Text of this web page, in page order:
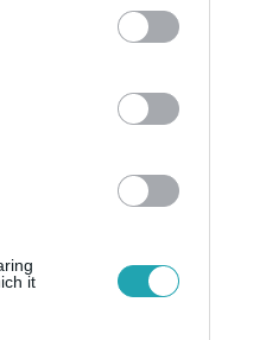
it
tudta, hogyan
hogy elnyerje Vera
a történteket, azonban
nekem az 550 eurómat
is